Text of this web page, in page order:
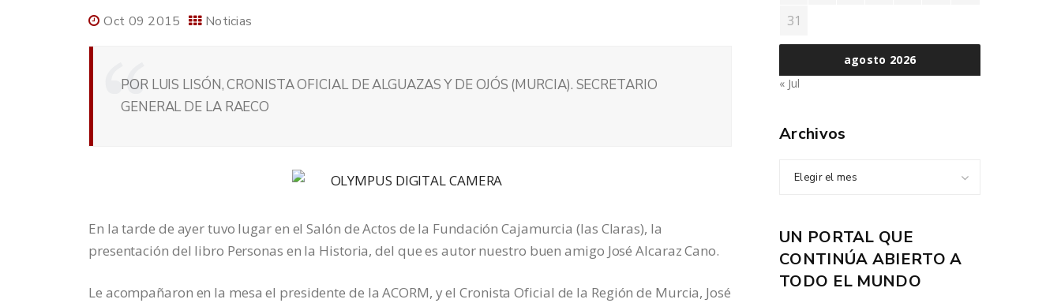
Oct 09 2015 Noticias
POR LUIS LISÓN, CRONISTA OFICIAL DE ALGUAZAS Y DE OJÓS (MURCIA). SECRETARIO
GENERAL DE LA RAECO
En la tarde de ayer tuvo lugar en el Salón de Actos de la Fundación Cajamurcia (las Claras), la
presentación del libro Personas en la Historia, del que es autor nuestro buen amigo José Alcaraz Cano.
Le acompañaron en la mesa el presidente de la ACORM, y el Cronista Oficial de la Región de Murcia, José
agosto 2026
31
« Jul
Archivos
Elegir el mes
UN PORTAL QUE
CONTINÚA ABIERTO A
TODO EL MUNDO